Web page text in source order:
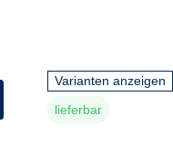
Varianten anzeigen
lieferbar